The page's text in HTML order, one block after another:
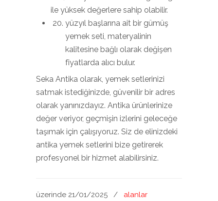
ile yüksek değerlere sahip olabilir.
yüzyıl başlarına ait bir gümüş
yemek seti, materyalinin
kalitesine bağlı olarak değişen
fiyatlarda alıcı bulur.
Seka Antika olarak, yemek setlerinizi
satmak istediğinizde, güvenilir bir adres
olarak yanınızdayız. Antika ürünlerinize
değer veriyor, geçmişin izlerini geleceğe
taşımak için çalışıyoruz. Siz de elinizdeki
antika yemek setlerini bize getirerek
profesyonel bir hizmet alabilirsiniz.
üzerinde 21/01/2025 / alanlar